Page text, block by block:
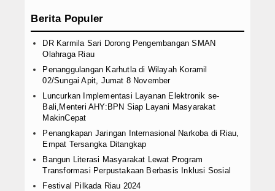
Berita Populer
DR Karmila Sari Dorong Pengembangan SMAN
Olahraga Riau
Penanggulangan Karhutla di Wilayah Koramil
02/Sungai Apit, Jumat 8 November
Luncurkan Implementasi Layanan Elektronik se-
Bali,Menteri AHY:BPN Siap Layani Masyarakat
MakinCepat
Penangkapan Jaringan Internasional Narkoba di Riau,
Empat Tersangka Ditangkap
Bangun Literasi Masyarakat Lewat Program
Transformasi Perpustakaan Berbasis Inklusi Sosial
Festival Pilkada Riau 2024